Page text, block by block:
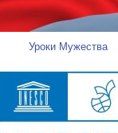
Уроки Мужества